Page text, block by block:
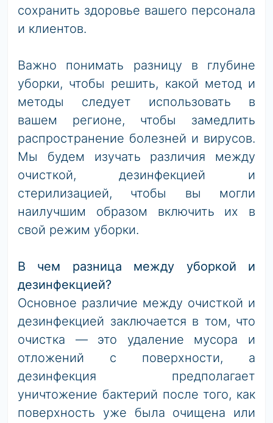
сохранить здоровье вашего персонала
и клиентов.
Важно понимать разницу в глубине
уборки, чтобы решить, какой метод и
методы следует использовать в
вашем регионе, чтобы замедлить
распространение болезней и вирусов.
Мы будем изучать различия между
очисткой, дезинфекцией и
стерилизацией, чтобы вы могли
наилучшим образом включить их в
свой режим уборки.
В чем разница между уборкой и
дезинфекцией?
Основное различие между очисткой и
дезинфекцией заключается в том, что
очистка — это удаление мусора и
отложений с поверхности, а
дезинфекция предполагает
уничтожение бактерий после того, как
поверхность уже была очищена или